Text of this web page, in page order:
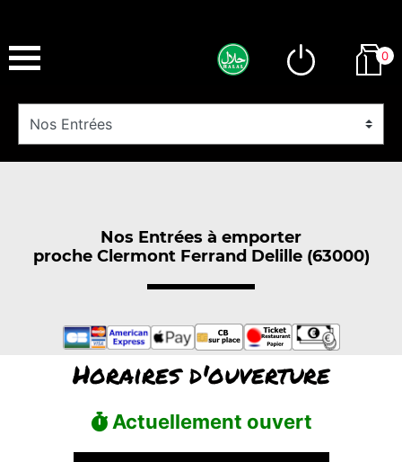
0
Nos Entrées à emporter
proche Clermont Ferrand Delille (63000)
Horaires d'ouverture
Actuellement ouvert